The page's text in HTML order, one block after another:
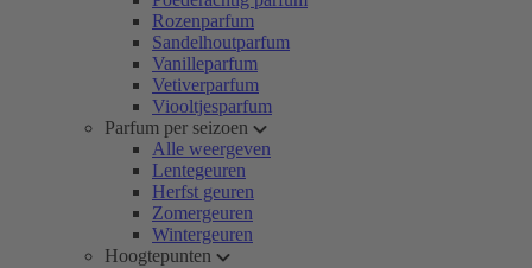
Rozenparfum
Sandelhoutparfum
Vanilleparfum
Vetiverparfum
Viooltjesparfum
Parfum per seizoen
Alle weergeven
Lentegeuren
Herfst geuren
Zomergeuren
Wintergeuren
Hoogtepunten